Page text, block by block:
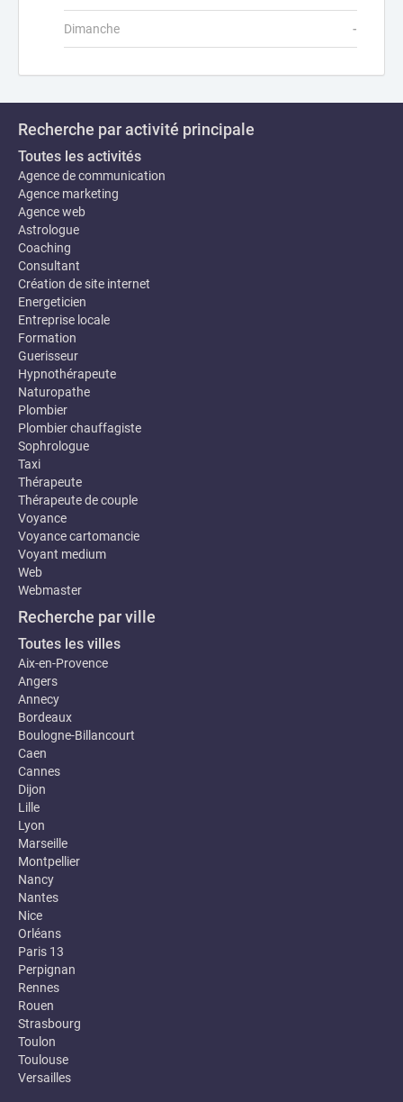
Dimanche -
Recherche par activité principale
Toutes les activités
Agence de communication
Agence marketing
Agence web
Astrologue
Coaching
Consultant
Création de site internet
Energeticien
Entreprise locale
Formation
Guerisseur
Hypnothérapeute
Naturopathe
Plombier
Plombier chauffagiste
Sophrologue
Taxi
Thérapeute
Thérapeute de couple
Voyance
Voyance cartomancie
Voyant medium
Web
Webmaster
Recherche par ville
Toutes les villes
Aix-en-Provence
Angers
Annecy
Bordeaux
Boulogne-Billancourt
Caen
Cannes
Dijon
Lille
Lyon
Marseille
Montpellier
Nancy
Nantes
Nice
Orléans
Paris 13
Perpignan
Rennes
Rouen
Strasbourg
Toulon
Toulouse
Versailles